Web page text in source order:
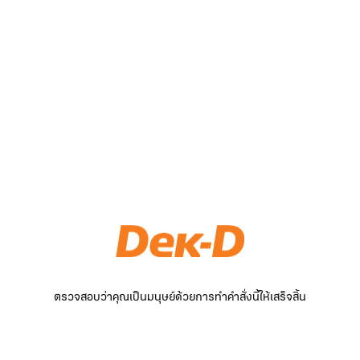
ตรวจสอบว่าคุณเป็นมนุษย์ด้วยการทำคำสั่งนี้ให้เสร็จสิ้น